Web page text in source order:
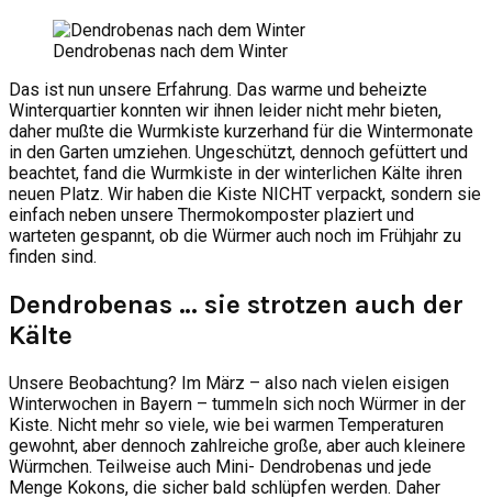
Dendrobenas nach dem Winter
Das ist nun unsere Erfahrung. Das warme und beheizte
Winterquartier konnten wir ihnen leider nicht mehr bieten,
daher mußte die Wurmkiste kurzerhand für die Wintermonate
in den Garten umziehen. Ungeschützt, dennoch gefüttert und
beachtet, fand die Wurmkiste in der winterlichen Kälte ihren
neuen Platz. Wir haben die Kiste NICHT verpackt, sondern sie
einfach neben unsere Thermokomposter plaziert und
warteten gespannt, ob die Würmer auch noch im Frühjahr zu
finden sind.
Dendrobenas … sie strotzen auch der
Kälte
Unsere Beobachtung? Im März – also nach vielen eisigen
Winterwochen in Bayern – tummeln sich noch Würmer in der
Kiste. Nicht mehr so viele, wie bei warmen Temperaturen
gewohnt, aber dennoch zahlreiche große, aber auch kleinere
Würmchen. Teilweise auch Mini- Dendrobenas und jede
Menge Kokons, die sicher bald schlüpfen werden. Daher